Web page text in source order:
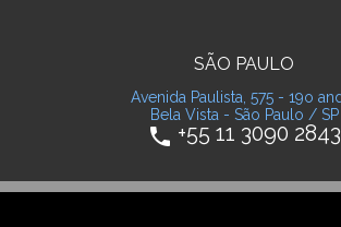
SÃO PAULO
Avenida Paulista, 575 - 19o
Bela Vista - São Paulo / SP
phone +55 11 3090 2843